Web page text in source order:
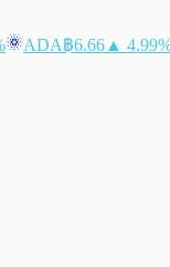
ADA฿6.66 ▲